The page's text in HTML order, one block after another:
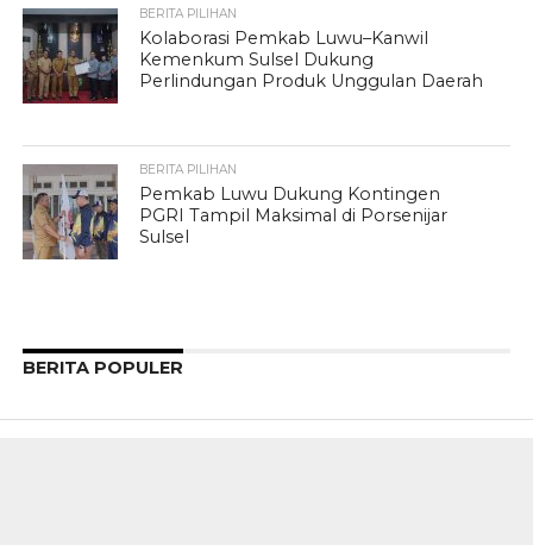
BERITA PILIHAN
Kolaborasi Pemkab Luwu–Kanwil
Kemenkum Sulsel Dukung
Perlindungan Produk Unggulan Daerah
BERITA PILIHAN
Pemkab Luwu Dukung Kontingen
PGRI Tampil Maksimal di Porsenijar
Sulsel
BERITA POPULER